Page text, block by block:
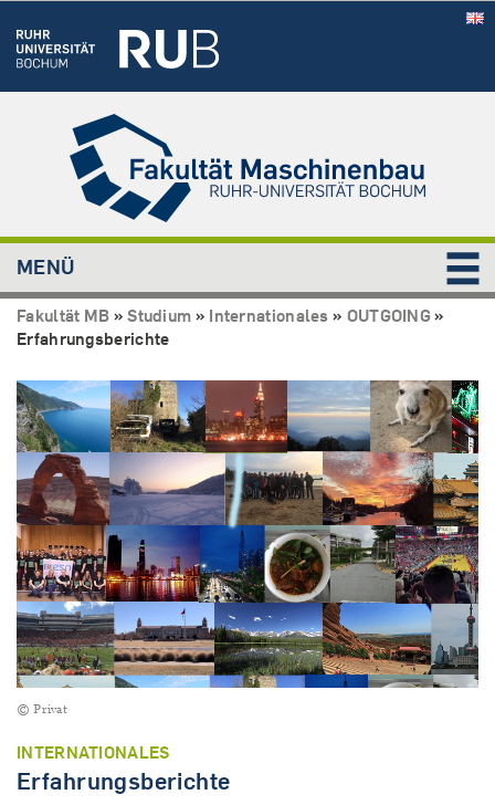
MENÜ
Fakultät MB »Studium » Internationales » OUTGOING »
Erfahrungsberichte
© Privat
INTERNATIONALES
Erfahrungsberichte